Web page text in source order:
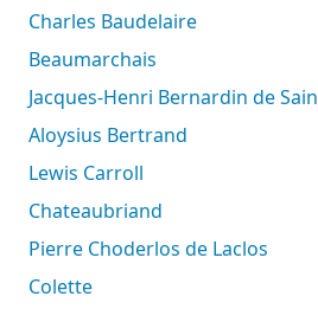
Charles Baudelaire
Beaumarchais
Jacques-Henri Bernardin de
Aloysius Bertrand
Lewis Carroll
Chateaubriand
Pierre Choderlos de Laclos
Colette